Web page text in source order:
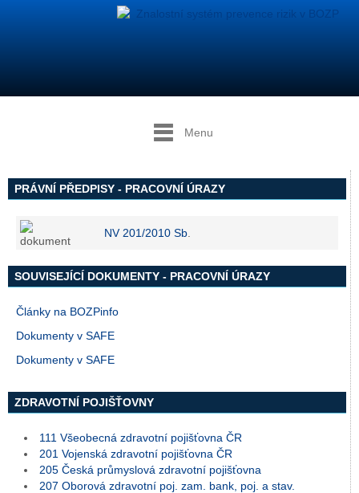
Menu
PRÁVNÍ PŘEDPISY - PRACOVNÍ ÚRAZY
NV 201/2010 Sb
SOUVISEJÍCÍ DOKUMENTY - PRACOVNÍ ÚRAZY
Články na BOZPinfo
Dokumenty v SAFE
Dokumenty v SAFE
ZDRAVOTNÍ POJIŠŤOVNY
111 Všeobecná zdravotní pojišťovna ČR
201 Vojenská zdravotní pojišťovna ČR
205 Česká průmyslová zdravotní pojišťovna
207 Oborová zdravotní poj. zam. bank, poj. a stav.